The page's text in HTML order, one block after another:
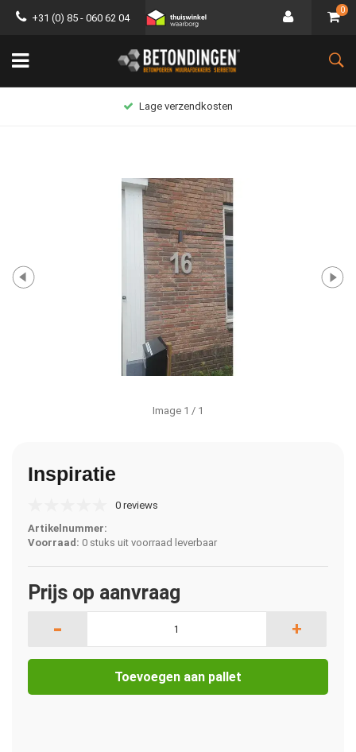
+31 (0) 85 - 060 62 04
0
Lage verzendkosten
Image 1 / 1
Inspiratie
0 reviews
Artikelnummer:
Voorraad: 0 stuks uit voorraad leverbaar
Prijs op aanvraag
- +
Toevoegen aan pallet